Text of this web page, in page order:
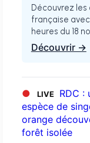
Découvrez
française avec
heures du 18
Découvrir →
● LIVE
RDC :
espèce de
orange
forêt isolée